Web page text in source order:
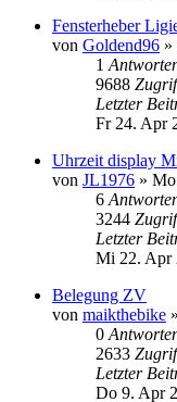
Fensterheber
von Goldend96 »
1
9688
Letzter
Fr 24. Apr
Uhrzeit display
von JL1976 »
6
3244
Letzter
Mi 22. Apr
Belegung ZV
von maikthebike
0
2633
Letzter
Do 9. Apr